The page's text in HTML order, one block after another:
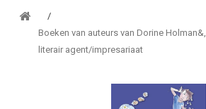
Boeken van auteurs van Dorine Holman&,
literair agent/impresariaat